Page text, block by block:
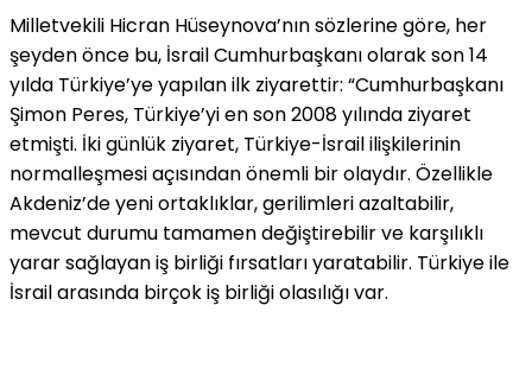
Milletvekili Hicran Hüseynova’nın sözlerine göre, her
şeyden önce bu, İsrail Cumhurbaşkanı olarak son 14
yılda Türkiye’ye yapılan ilk ziyarettir: “Cumhurbaşkanı
Şimon Peres, Türkiye’yi en son 2008 yılında ziyaret
etmişti. İki günlük ziyaret, Türkiye-İsrail ilişkilerinin
normalleşmesi açısından önemli bir olaydır. Özellikle
Akdeniz’de yeni ortaklıklar, gerilimleri azaltabilir,
mevcut durumu tamamen değiştirebilir ve karşılıklı
yarar sağlayan iş birliği fırsatları yaratabilir. Türkiye ile
İsrail arasında birçok iş birliği olasılığı var.